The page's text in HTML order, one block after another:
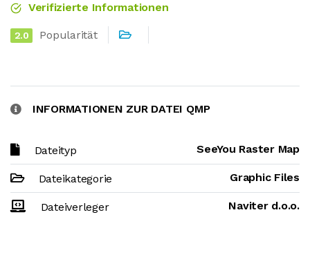
Verifizierte Informationen
2.0 Popularität
INFORMATIONEN ZUR DATEI QMP
Dateityp SeeYou Raster Map
Dateikategorie Graphic Files
Dateiverleger Naviter d.o.o.